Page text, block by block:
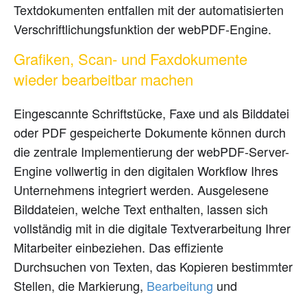
Textdokumenten entfallen mit der automatisierten
Verschriftlichungsfunktion der webPDF-Engine.
Grafiken, Scan- und Faxdokumente
wieder bearbeitbar machen
Eingescannte Schriftstücke, Faxe und als Bilddatei
oder PDF gespeicherte Dokumente können durch
die zentrale Implementierung der webPDF-Server-
Engine vollwertig in den digitalen Workflow Ihres
Unternehmens integriert werden. Ausgelesene
Bilddateien, welche Text enthalten, lassen sich
vollständig mit in die digitale Textverarbeitung Ihrer
Mitarbeiter einbeziehen. Das effiziente
Durchsuchen von Texten, das Kopieren bestimmter
Stellen, die Markierung, Bearbeitung und